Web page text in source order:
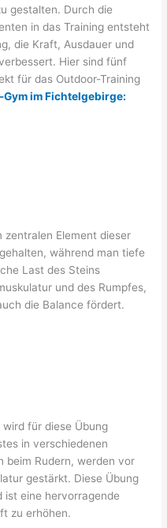
gestalten. Durch die
in das Training entsteht
die Kraft, Ausdauer und
Hier sind fünf
für das Outdoor-Training
im Fichtelgebirge:
zentralen Element dieser
während man tiefe
Last des Steins
und des Rumpfes,
die Balance fördert.
für diese Übung
in verschiedenen
beim Rudern, werden vor
gestärkt. Diese Übung
eine hervorragende
zu erhöhen.